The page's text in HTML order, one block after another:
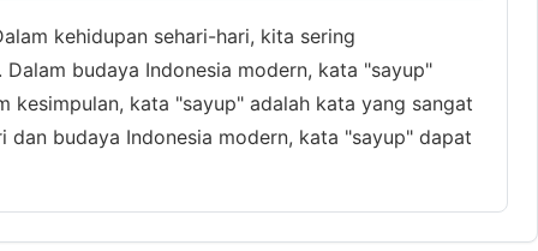
kehidupan sehari-hari, kita sering
budaya Indonesia modern, kata "sayup"
kesimpulan, kata "sayup" adalah kata yang sangat
dan budaya Indonesia modern, kata "sayup" dapat